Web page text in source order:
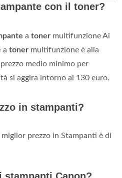
con il toner?
a toner multifunzione Ai
a toner multifunzione è alla
medio minimo per
si aggira intorno ai 130 euro.
in stampanti?
prezzo in Stampanti è di